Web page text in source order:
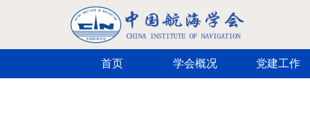
首页 学会概况 党建工作